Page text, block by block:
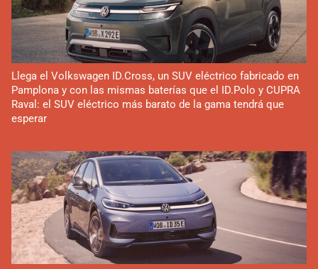
Llega el Volkswagen ID.Cross, un SUV eléctrico fabricado en
Pamplona y con las mismas baterías que el ID.Polo y CUPRA
Raval: el SUV eléctrico más barato de la gama tendrá que
esperar